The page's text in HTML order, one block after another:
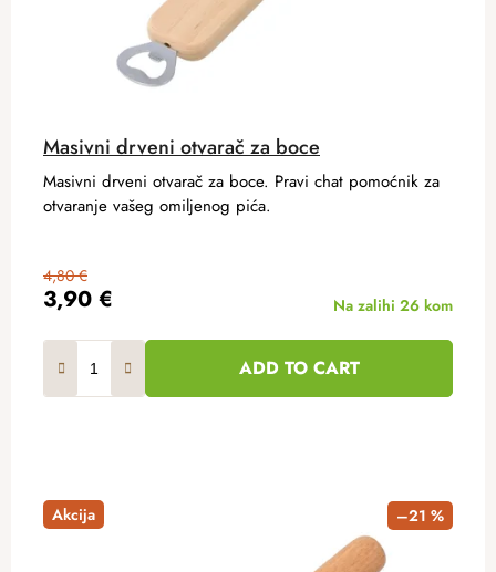
Masivni drveni otvarač za boce
3,90 €
4,80 €
Na zalihi 26 kom
ADD TO CART
Masivni drveni otvarač za boce. Pravi chat pomoćnik za
otvaranje vašeg omiljenog pića.
Akcija –21 %